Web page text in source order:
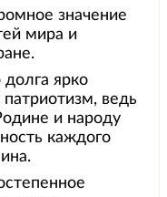
значение
мира и
долга ярко
ведь
и народу
каждого